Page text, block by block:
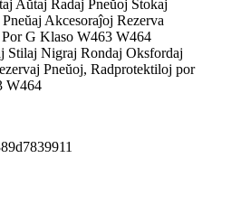
Aŭtaj ​​Radaj Pneŭoj Stokaj
Akcesoraĵoj Rezerva
G Klaso W463 W464
Stilaj Nigraj Rondaj Oksfordaj
Pneŭoj, Radprotektiloj por
W464